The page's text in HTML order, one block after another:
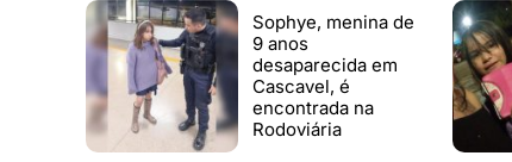
Sophye, menina de
9 anos
desaparecida em
Cascavel, é
encontrada na
Rodoviária